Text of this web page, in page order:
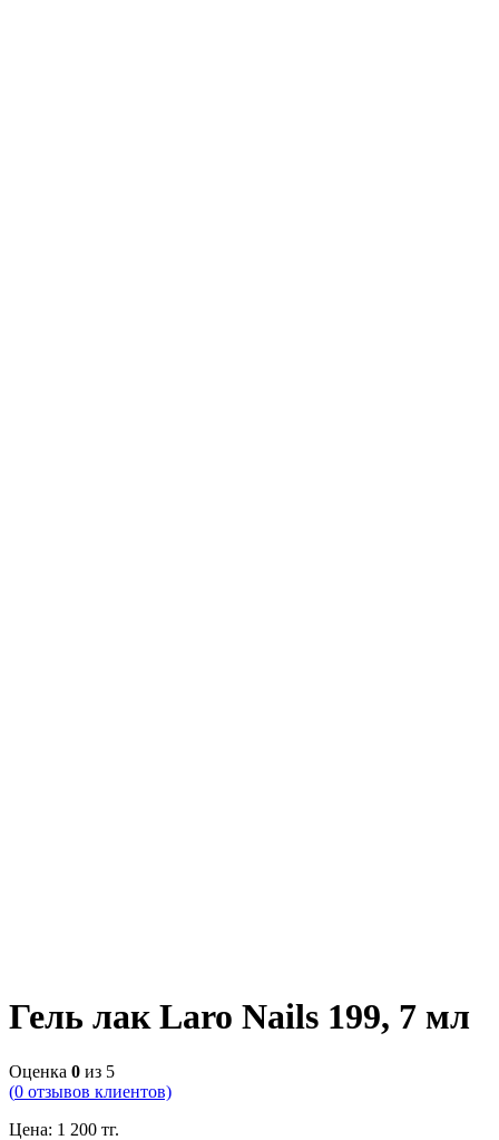
Гель лак Laro Nails 199, 7 мл
Оценка 0 из 5
(0 отзывов клиентов)
Цена: 1 200 тг.